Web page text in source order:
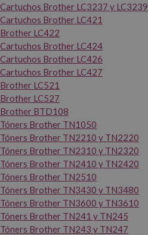
Cartuchos Brother LC3237 y LC3239
Cartuchos Brother LC421
Brother LC422
Cartuchos Brother LC424
Cartuchos Brother LC426
Cartuchos Brother LC427
Brother LC521
Brother LC527
Brother BTD108
Tóners Brother TN1050
Tóners Brother TN2210 y TN2220
Tóners Brother TN2310 y TN2320
Tóners Brother TN2410 y TN2420
Tóners Brother TN2510
Tóners Brother TN3430 y TN3480
Tóners Brother TN3600 y TN3610
Tóners Brother TN241 y TN245
Tóners Brother TN243 y TN247